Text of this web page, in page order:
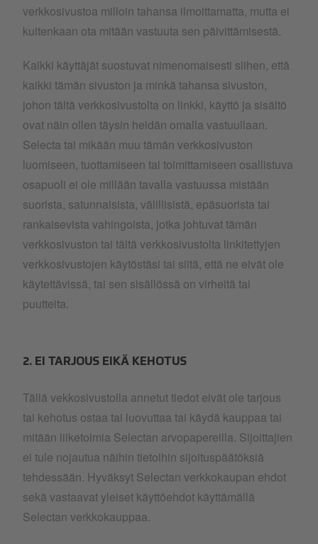
verkkosivustoa milloin tahansa ilmoittamatta, mutta ei
kuitenkaan ota mitään vastuuta sen päivittämisestä.
Kaikki käyttäjät suostuvat nimenomaisesti siihen, että
kaikki tämän sivuston ja minkä tahansa sivuston,
johon tältä verkkosivustolta on linkki, käyttö ja sisältö
ovat näin ollen täysin heidän omalla vastuullaan.
Selecta tai mikään muu tämän verkkosivuston
luomiseen, tuottamiseen tai toimittamiseen osallistuva
osapuoli ei ole millään tavalla vastuussa mistään
suorista, satunnaisista, välillisistä, epäsuorista tai
rankaisevista vahingoista, jotka johtuvat tämän
verkkosivuston tai tältä verkkosivustolta linkitettyjen
verkkosivustojen käytöstäsi tai siitä, että ne eivät ole
käytettävissä, tai sen sisällössä on virheitä tai
puutteita.
2. EI TARJOUS EIKÄ KEHOTUS
Tällä vekkosivustolla annetut tiedot eivät ole tarjous
tai kehotus ostaa tai luovuttaa tai käydä kauppaa tai
mitään liiketoimia Selectan arvopapereilla. Sijoittajien
ei tule nojautua näihin tietoihin sijoituspäätöksiä
tehdessään. Hyväksyt Selectan verkkokaupan ehdot
sekä vastaavat yleiset käyttöehdot käyttämällä
Selectan verkkokauppaa.